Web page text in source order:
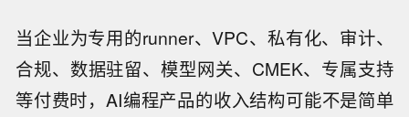
当企业为专用的runner、VPC、私有化、审计、
合规、数据驻留、模型网关、CMEK、专属支持
等付费时，AI编程产品的收入结构可能不是简单